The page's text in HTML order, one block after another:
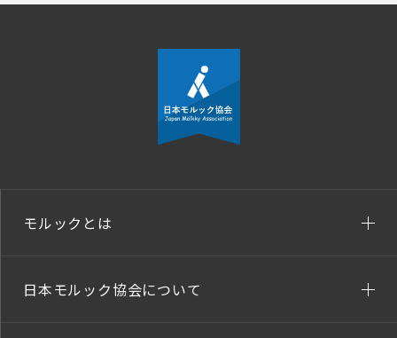
モルックとは
日本モルック協会について